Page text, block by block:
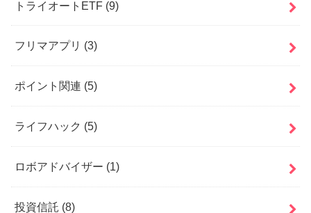
トライオートETF (9)
フリマアプリ (3)
ポイント関連 (5)
ライフハック (5)
ロボアドバイザー (1)
投資信託 (8)